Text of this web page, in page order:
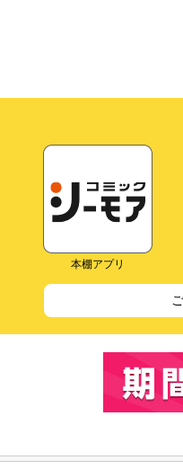
本棚アプリ